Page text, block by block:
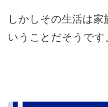
しかしその生活は家
いうことだそうです